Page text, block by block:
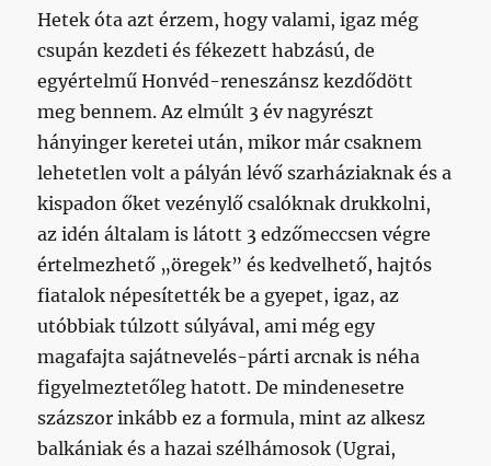
Hetek óta azt érzem, hogy valami, igaz még
csupán kezdeti és fékezett habzású, de
egyértelmű Honvéd-reneszánsz kezdődött
meg bennem. Az elmúlt 3 év nagyrészt
hányinger keretei után, mikor már csaknem
lehetetlen volt a pályán lévő szarháziaknak és a
kispadon őket vezénylő csalóknak drukkolni,
az idén általam is látott 3 edzőmeccsen végre
értelmezhető „öregek” és kedvelhető, hajtós
fiatalok népesítették be a gyepet, igaz, az
utóbbiak túlzott súlyával, ami még egy
magafajta sajátnevelés-párti arcnak is néha
figyelmeztetőleg hatott. De mindenesetre
százszor inkább ez a formula, mint az alkesz
balkániak és a hazai szélhámosok (Ugrai,